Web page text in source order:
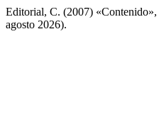
Editorial, C. (2007) «Contenido»,
agosto 2026).